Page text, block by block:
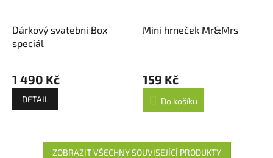
Dárkový svatební Box
speciál
1 490 Kč
DETAIL
Mini hrneček Mr&Mrs
159 Kč
Do košíku
ZOBRAZIT VŠECHNY SOUVISEJÍCÍ PRODUKTY